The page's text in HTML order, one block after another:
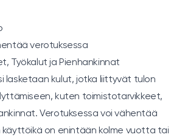
verotuksessa
Työkalut ja Pienhankinnat
lasketaan kulut, jotka liittyvät tulon
kuten toimistotarvikkeet,
Verotuksessa voi vähentää
käyttöikä on enintään kolme vuotta tai